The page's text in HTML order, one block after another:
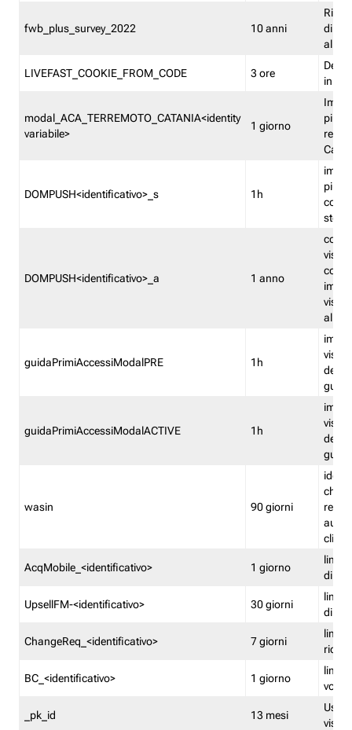
fwb_plus_survey_2022 10 anni
di
LIVEFAST_COOKIE_FROM_CODE 3 ore
in
modal_ACA_TERREMOTO_CATANIA<identity
variabile>
1 giorno
più
DOMPUSH<identificativo>_s 1h
più
DOMPUSH<identificativo>_a 1 anno
guidaPrimiAccessiModalPRE 1h
della
guidaPrimiAccessiModalACTIVE 1h
della
wasin 90 giorni
che
rete
clienti
AcqMobile_<identificativo> 1 giorno
limita
di
UpsellFM-<identificativo> 30 giorni
limita
di
ChangeReq_<identificativo> 7 giorni
limita
BC_<identificativo> 1 giorno
limita
_pk_id 13 mesi